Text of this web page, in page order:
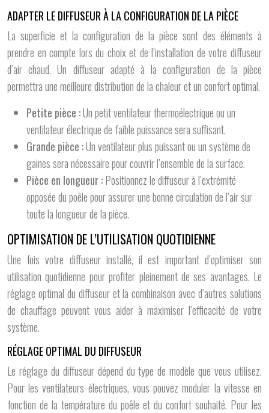
ADAPTER LE DIFFUSEUR À LA CONFIGURATION DE LA PIÈCE
La superficie et la configuration de la pièce sont des éléments à
prendre en compte lors du choix et de l’installation de votre diffuseur
d’air chaud. Un diffuseur adapté à la configuration de la pièce
permettra une meilleure distribution de la chaleur et un confort optimal.
Petite pièce :Un petit ventilateur thermoélectrique ou un
ventilateur électrique de faible puissance sera suffisant.
Grande pièce :Un ventilateur plus puissant ou un système de
gaines sera nécessaire pour couvrir l’ensemble de la surface.
Pièce en longueur :Positionnez le diffuseur à l’extrémité
opposée du poêle pour assurer une bonne circulation de l’air sur
toute la longueur de la pièce.
OPTIMISATION DE L’UTILISATION QUOTIDIENNE
Une fois votre diffuseur installé, il est important d’optimiser son
utilisation quotidienne pour profiter pleinement de ses avantages. Le
réglage optimal du diffuseur et la combinaison avec d’autres solutions
de chauffage peuvent vous aider à maximiser l’efficacité de votre
système.
RÉGLAGE OPTIMAL DU DIFFUSEUR
Le réglage du diffuseur dépend du type de modèle que vous utilisez.
Pour les ventilateurs électriques, vous pouvez moduler la vitesse en
fonction de la température du poêle et du confort souhaité. Pour les